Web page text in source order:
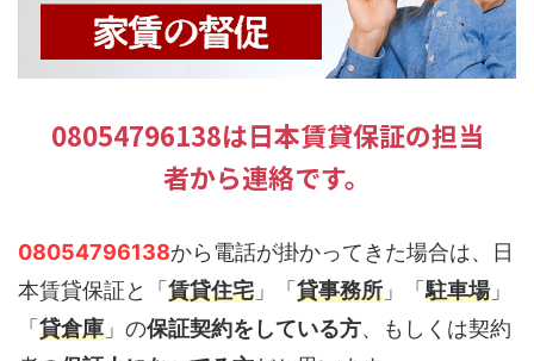
08054796138は日本賃貸保証の担当
者から連絡です。
08054796138から電話が掛かってきた場合は、日
本賃貸保証と「 賃貸住宅 」「 貸事務所 」「駐車場」
「 貸倉庫 」の保証契約をしている方、もしくは契約